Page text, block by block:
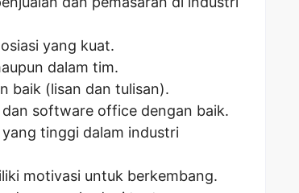
yang kuat.
dalam tim.
baik (lisan dan tulisan).
software office dengan baik.
tinggi dalam industri
motivasi untuk berkembang.